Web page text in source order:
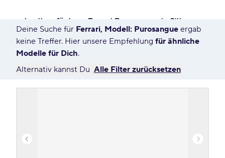
schnell verfügbare Ferrari Purosangue in Silber
578 Angebote für Deine Suche
Deine Suche für Ferrari, Modell: Purosangue ergab
keine Treffer. Hier unsere Empfehlung für ähnliche
Modelle für Dich.
Alternativ kannst Du Alle Filter zurücksetzen